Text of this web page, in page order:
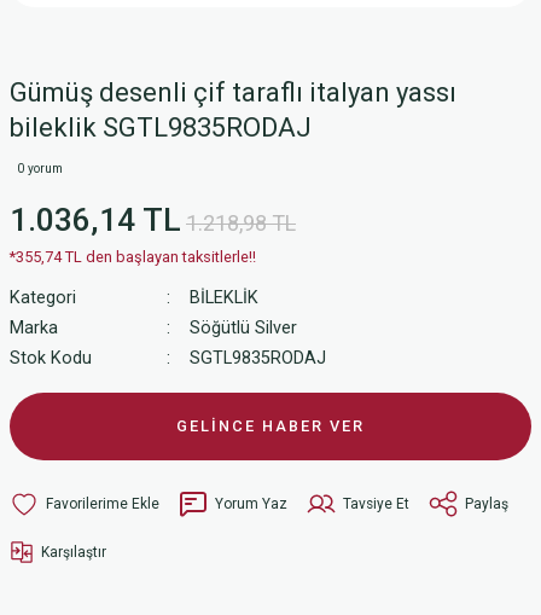
Gümüş desenli çif taraflı italyan yassı
bileklik SGTL9835RODAJ
0 yorum
1.036,14 TL 1.218,98 TL
*355,74 TL den başlayan taksitlerle!!
Kategori
BİLEKLİK
Marka
Söğütlü Silver
Stok Kodu
SGTL9835RODAJ
GELİNCE HABER VER
Yorum Yaz Tavsiye Et Paylaş
Karşılaştır